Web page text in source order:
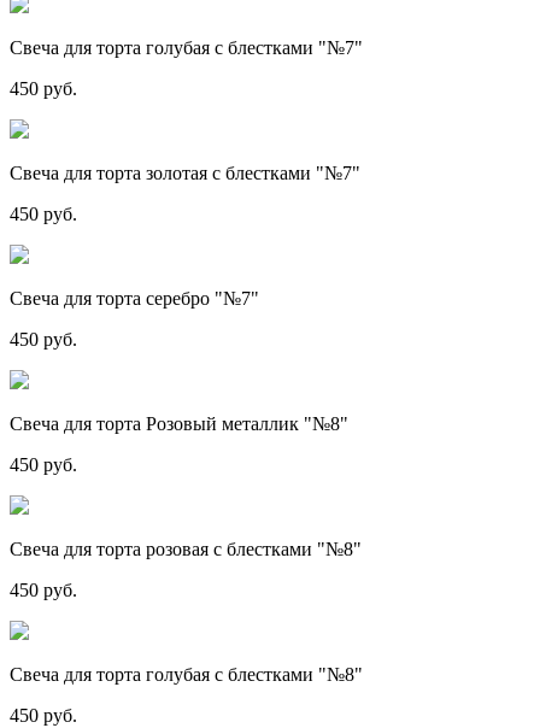
Свеча для торта голубая с блестками "№7"
450 руб.
Свеча для торта золотая с блестками "№7"
450 руб.
Свеча для торта серебро "№7"
450 руб.
Свеча для торта Розовый металлик "№8"
450 руб.
Свеча для торта розовая с блестками "№8"
450 руб.
Свеча для торта голубая с блестками "№8"
450 руб.